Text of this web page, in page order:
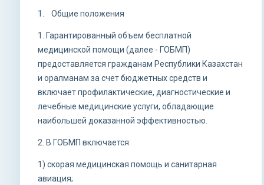
1. Общие положения
1. Гарантированный объем бесплатной
медицинской помощи (далее - ГОБМП)
предоставляется гражданам Республики Казахстан
и оралманам за счет бюджетных средств и
включает профилактические, диагностические и
лечебные медицинские услуги, обладающие
наибольшей доказанной эффективностью.
2. В ГОБМП включается:
1) скорая медицинская помощь и санитарная
авиация;